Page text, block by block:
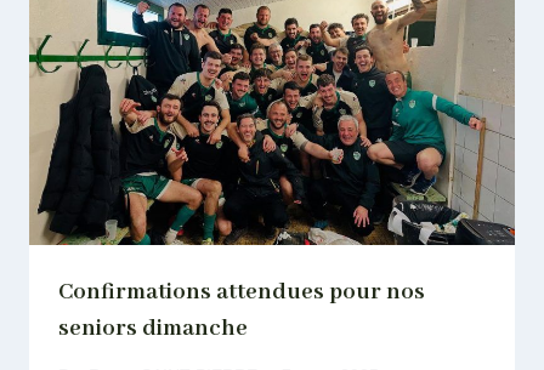
Confirmations attendues pour nos
seniors dimanche